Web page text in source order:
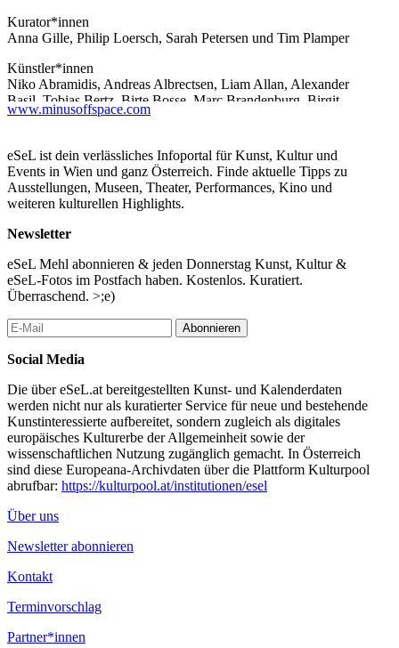
Kurator*innen
Anna Gille, Philip Loersch, Sarah Petersen und Tim Plamper
Künstler*innen
Niko Abramidis, Andreas Albrectsen, Liam Allan, Alexander
Basil, Tobias Bertz, Birte Bosse, Marc Brandenburg, Birgit
Brenner, Jean Cocteau, Maike Denker, Thomas Draschan, Per
Mónica Figueroa, Tom of Finland, Federica Francesconi, Marcel
Gähler, Sonja Gangl, Matthias Geisler, Stella Geppert, Anna
Gille, Lukas Glinkowski, Claire Greenshaw, Jana Gunstheimer,
Harry Hachmeister, Paule Hammer, Willa Hilditch, Cary Hulbert,
Maria Luise Ernst Hummer, Marianna Ignataki, Chinatsu Ikeda,
Leiko Ikemura, Peter Jellitsch, Daniel Jensen, Thilo Jenssen,
Natalia Kulka, Yi Ten Lai, Mathieu Larone, Stephane Leonard,
Liu Bin, Philip Loersch, Robert McNally, Bea Meyer, Radenko
Milak, Taiyoh Mori, Payer Gabriel, Tim Plamper, Evelyn
Plaschg, Josse Pyl, Johannes Regin, Thomas Rentmeister,
Alexander Ruthner, Ashkan Sanei, Christian Schellenberger,
David Schiesser, Siggi Sekira, Chiharu Shiota, Casey Jex Smith,
K.R.H. Sonderborg, Songwen Sun-von Berg, Struan Teague,
Ziervogel
Drawing Wow 3
Drawing Wow ist eine Ausstellungsreihe ganz im Zeichen der
Zeichnung. Nach zwei Ausgaben in Berlin – Drawing Wow 1
(2019) im BCMA und Drawing Wow 2 (2020) in den
Kunstsaelen – wird Drawing Wow 3 nun in Wien stattfinden. Die
Ausstellung wird von den Zeichner*innen Anna Gille, Philip
Petersen ehrenamtlich kuratiert. Der Offspace Minuseins bietet
Positionen zu zeigen.
Drawing Wow ist eine unkommerzielle künstlerische Plattform,
Verknüpfung von sowohl zeitgenössischen als auch klassischen
www.minusoffspace.com
eSeL ist dein verlässliches Infoportal für Kunst, Kultur und
Events in Wien und ganz Österreich. Finde aktuelle Tipps zu
Ausstellungen, Museen, Theater, Performances, Kino und
weiteren kulturellen Highlights.
Newsletter
eSeL Mehl abonnieren & jeden Donnerstag Kunst, Kultur &
eSeL-Fotos im Postfach haben. Kostenlos. Kuratiert.
Überraschend. >;e)
Abonnieren
Social Media
Die über eSeL.at bereitgestellten Kunst- und Kalenderdaten
werden nicht nur als kuratierter Service für neue und bestehende
Kunstinteressierte aufbereitet, sondern zugleich als digitales
europäisches Kulturerbe der Allgemeinheit sowie der
wissenschaftlichen Nutzung zugänglich gemacht. In Österreich
sind diese Europeana-Archivdaten über die Plattform Kulturpool
abrufbar: https://kulturpool.at/institutionen/esel
Über uns
Newsletter abonnieren
Kontakt
Terminvorschlag
Partner*innen